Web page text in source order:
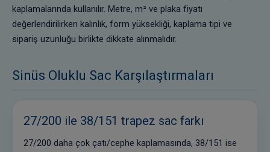
kaplamalarında kullanılır. Metre, m² ve plaka fiyatı
değerlendirilirken kalınlık, form yüksekliği, kaplama tipi ve
sipariş uzunluğu birlikte dikkate alınmalıdır.
Sinüs Oluklu Sac Karşılaştırmaları
27/200 ile 38/151 trapez sac farkı
27/200 daha çok çatı/cephe kaplamasında, 38/151 ise